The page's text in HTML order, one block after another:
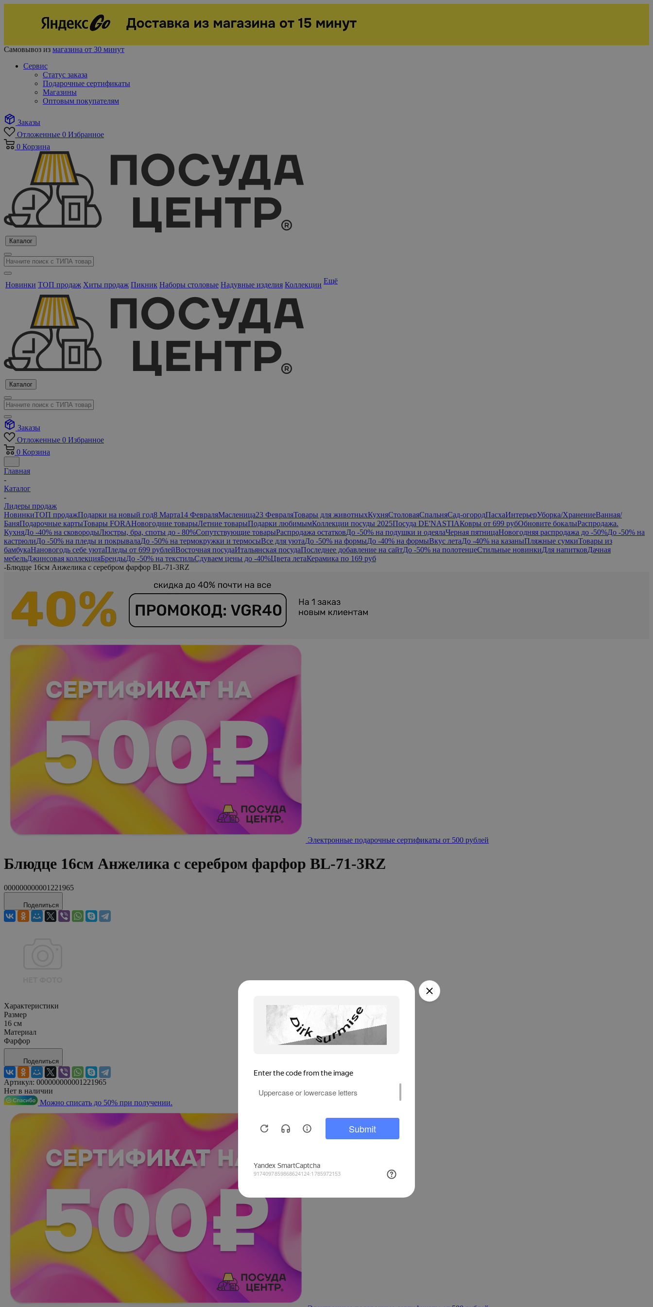
Самовывоз из магазина от 30 минут
Сервис
Статус заказа
Подарочные сертификаты
Магазины
Оптовым покупателям
Заказы
Отложенные 0 Избранное
0 Корзина
Каталог
Новинки ТОП продаж Хиты продаж Пикник Наборы столовые Надувные изделия Коллекции Ещё
Каталог
Заказы
Отложенные 0 Избранное
0 Корзина
Главная
-
Каталог
-
Лидеры продаж
НовинкиТОП продажПодарки на новый год8 Марта14 ФевраляМасленица23 ФевраляТовары для животныхКухняСтоловаяСпальняСад-огородПасхаИнтерьерУборка/ХранениеВанная/
БаняПодарочные картыТовары FORAНовогодние товарыЛетние товарыПодарки любимымКоллекции посуды 2025Посуда DE'NASTIAКовры от 699 рубОбновите бокалыРаспродажа.
КухняДо -40% на сковородыЛюстры, бра, споты до - 80%Сопутствующие товарыРаспродажа остатковДо -50% на подушки и одеялаЧерная пятницаНовогодняя распродажа до -50%До -50% на
кастрюлиДо -50% на пледы и покрывалаДо -50% на термокружки и термосыВсе для уютаДо -50% на формыДо -40% на формыВкус летаДо -40% на казаныПляжные сумкиТовары из
бамбукаНановогодь себе уютаПледы от 699 рублейВосточная посудаИтальянская посудаПоследнее добавление на сайтДо -50% на полотенцеСтильные новинкиДля напитковДачная
мебельДжинсовая коллекцияБрендыДо -50% на текстильСдуваем цены до -40%Цвета летаКерамика по 169 руб
-Блюдце 16см Анжелика с серебром фарфор BL-71-3RZ
Электронные подарочные сертификаты от 500 рублей
Блюдце 16см Анжелика с серебром фарфор BL-71-3RZ
000000000001221965
Поделиться
Характеристики
Размер
16 см
Материал
Фарфор
Поделиться
Артикул: 000000000001221965
Нет в наличии
Можно списать до 50% при получении.